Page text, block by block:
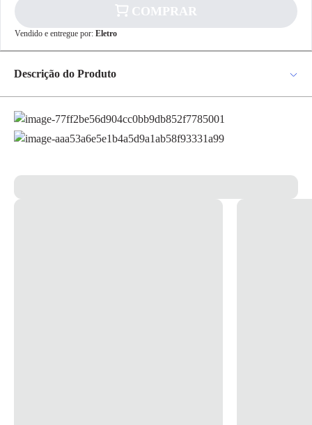
Cartão de
R$ 21,48no PIX
e um QR Code ao finalizar o processo de
COMPRAR
Vendido e entregue por: Eletro
Descrição do Produto
demarcar e sinalizar superfícies/áreas de risco; - Adere a pisos
cerâmicos, de madeira e cimentados em áreas secas; - Costado macio de
PVC com polímero plástico, revestido com uma camada resistente de